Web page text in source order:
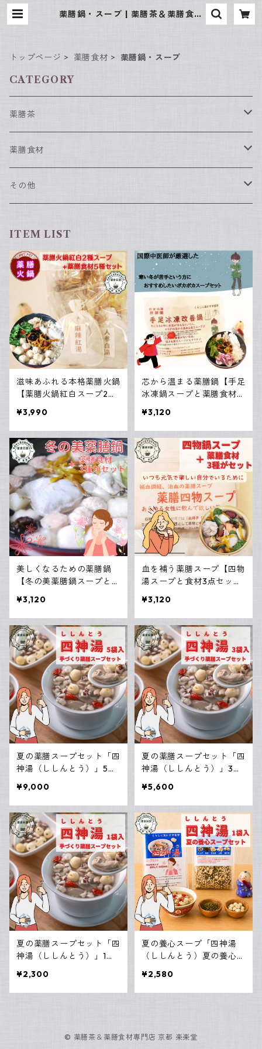
薬膳鍋・スープ | 薬膳茶＆薬膳食材
トップページ 薬膳食材 薬膳鍋・スープ
CATEGORY
薬膳茶
春におすすめの薬膳茶
夏におすすめの薬膳茶
冬におすすめの薬膳茶
一年中飲んで欲しい養生茶
全部食べる薬膳茶
美麗茶会 飲み比べセット
薬膳食材
薬膳食材（単品）
枸杞の実
白きくらげ
金針菜（きんしんさい）
竜眼（りゅうがん）
蓮の実（はすのみ）
山査子（さんざし）
百合（ゆり）
桑の実（くわのみ）
菊花（きっか）
玫瑰花（マイカイ花）
緑豆（りょくとう）
はと麦
松の実
紅花（べにばな）
桂花（きんもくせい）
茉莉花（じゃすみん）
かぼちゃの種
薫衣草（ラベンダー）
薬膳スィーツセット
薬膳鍋・スープ
中医ダイエットセット
その他
グッズ
ITEM LIST
滋味あふれる本格薬膳火鍋
【薬膳火鍋紅白スープ2種
¥3,990
芯から温まる薬膳鍋【手足
冰凍鍋スープと薬膳食材3
¥3,120
美しくなるための薬膳鍋
【冬の美薬膳鍋スープと食
¥3,120
血を補う薬膳スープ【四物
湯スープと食材3点セッ
¥3,120
夏の薬膳スープセット「四
神湯（ししんとう）」5袋
¥9,000
夏の薬膳スープセット「四
神湯（ししんとう）」3袋
¥5,600
夏の薬膳スープセット「四
神湯（ししんとう）」1袋
¥2,300
夏の養心スープ「四神湯
（ししんとう）夏の養心セ
豆と百合がセットに！
¥2,580
© 薬膳茶＆薬膳食材専門店 京都 楽楽堂